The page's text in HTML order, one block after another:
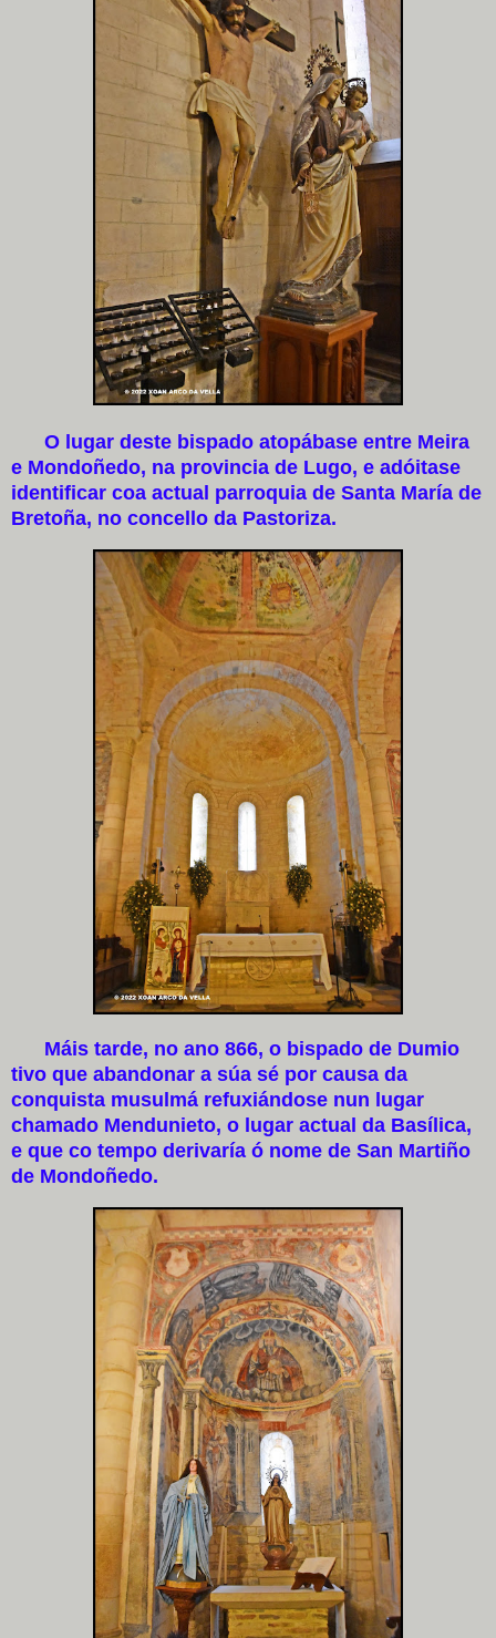
O lugar deste bispado atopábase entre Meira
e Mondoñedo, na provincia de Lugo, e adóitase
identificar coa actual parroquia de Santa María de
Bretoña, no concello da Pastoriza.
Máis tarde, no ano 866, o bispado de Dumio
tivo que abandonar a súa sé por causa da
conquista musulmá refuxiándose nun lugar
chamado Mendunieto, o lugar actual da Basílica,
e que co tempo derivaría ó nome de San Martiño
de Mondoñedo.